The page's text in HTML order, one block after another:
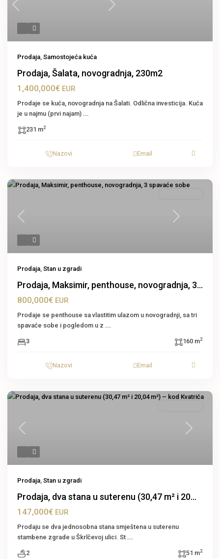
Previous Next
Prodaja, Samostojeća kuća
Prodaja, Šalata, novogradnja, 230m2
1,400,000€ EUR
Prodaje se kuća, novogradnja na Šalati. Odlična investicija. Kuća
je u najmu (prvi najam) ...
231 m2
Nazovi Email
Previous Next
Prodaja, Stan u zgradi
Prodaja, Maksimir, penthouse, novogradnja, 3...
800,000€ EUR
Prodaje se penthouse sa vlastitim ulazom u novogradnji, sa tri
spavaće sobe i pogledom u z ...
3 160 m2
Nazovi Email
Previous Next
Prodaja, Stan u zgradi
Prodaja, dva stana u suterenu (30,47 m² i 20...
147,000€ EUR
Prodaju se dva jednosobna stana smještena u suterenu
stambene zgrade u Škrlčevoj ulici. St ...
2 51 m2